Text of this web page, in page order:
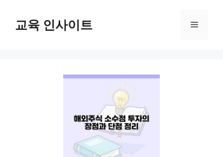
교육 인사이트 메